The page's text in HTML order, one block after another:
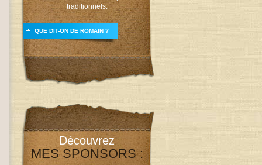
traditionnels.
QUE DIT-ON DE ROMAIN ?
Découvrez
MES SPONSORS :